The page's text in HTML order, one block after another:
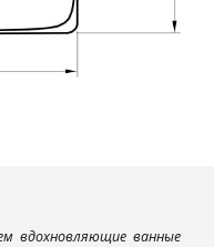
вдохновляющие ванные